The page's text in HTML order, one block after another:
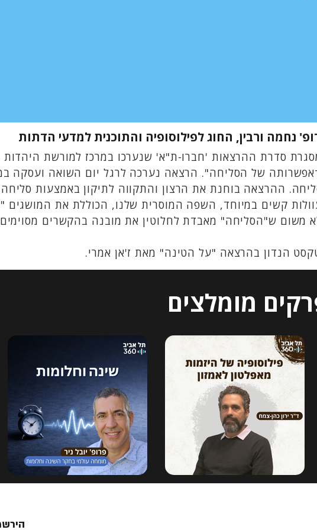
נחמה ורבין, החוג לפילוסופיה והתוכנית למדעי הדתות
סדרת ההרצאות 'חברו-ת"א' שנערכו במרכז למורשת
של הסליחה". הרצאה נערכה לרגל יום השואה ועסקה
ההרצאה בוחנת את הרצון והתקווה לתיקון באמצעות
קשים במיוחד, השפה המוסרית שלנו, הכוללת את
משום ש"הסליחה" מאבדת לחלוטין את מובנה בהקשרים
הנדון בהרצאה "על הטינה" מאת ז'אן אמרי.
מומלצים